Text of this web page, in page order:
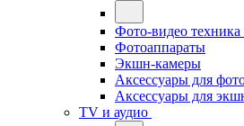
Фото-видео техника
Фотоаппараты
Экшн-камеры
Аксессуары для
Аксессуары для
TV и аудио